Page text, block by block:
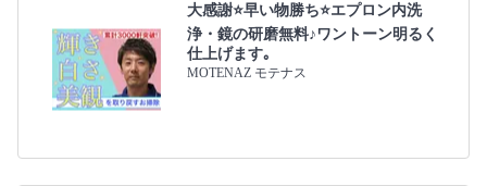
大感謝⭐️早い物勝ち⭐️エプロン内洗
浄・鏡の研磨無料♪ワントーン明るく
仕上げます｡
MOTENAZ モテナス